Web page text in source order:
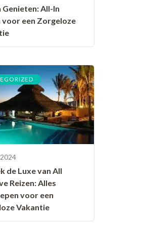
All-In
voor een Zorgeloze
de Luxe van All
Reizen: Alles
voor een
Vakantie